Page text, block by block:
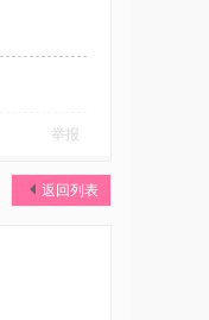
举报
返回列表